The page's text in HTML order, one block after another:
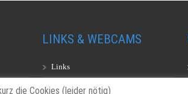
LINKS & WEBCAMS
Links
Webcams
die Cookies (leider nötig)